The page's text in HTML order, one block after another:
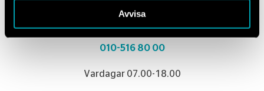
Avvisa
Kontakta oss
010-516 80 00
Vardagar 07.00-18.00